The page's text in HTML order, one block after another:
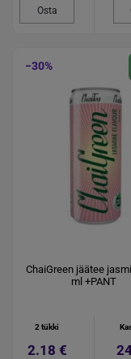
Osta
−30%
ChaiGreen jäätee
ml +PANT
2 tükki
2.18 €